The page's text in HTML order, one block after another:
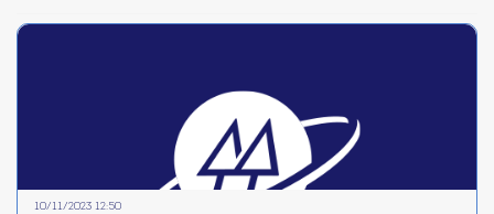
10/11/2023 12:50